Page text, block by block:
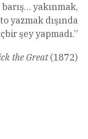
yakınmak,
yazmak dışında
şey yapmadı.”
the Great(1872)